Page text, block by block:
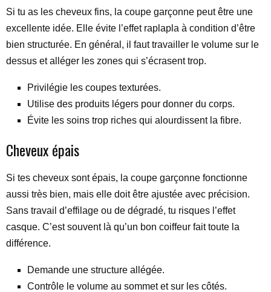
Si tu as les cheveux fins, la coupe garçonne peut être une
excellente idée. Elle évite l’effet raplapla à condition d’être
bien structurée. En général, il faut travailler le volume sur le
dessus et alléger les zones qui s’écrasent trop.
Privilégie les coupes texturées.
Utilise des produits légers pour donner du corps.
Évite les soins trop riches qui alourdissent la fibre.
Cheveux épais
Si tes cheveux sont épais, la coupe garçonne fonctionne
aussi très bien, mais elle doit être ajustée avec précision.
Sans travail d’effilage ou de dégradé, tu risques l’effet
casque. C’est souvent là qu’un bon coiffeur fait toute la
différence.
Demande une structure allégée.
Contrôle le volume au sommet et sur les côtés.